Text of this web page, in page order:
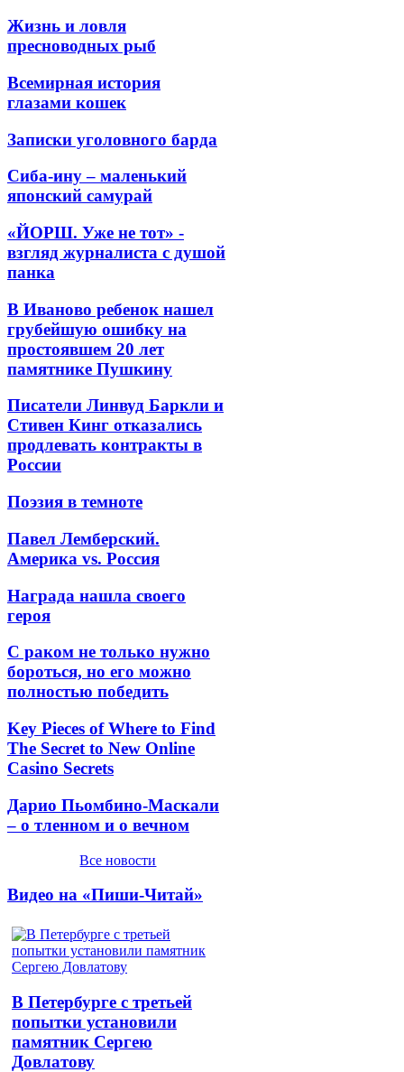
Жизнь и ловля
пресноводных рыб
Всемирная история
глазами кошек
Записки уголовного барда
Сиба-ину – маленький
японский самурай
«ЙОРШ. Уже не тот» -
взгляд журналиста с душой
панка
В Иваново ребенок нашел
грубейшую ошибку на
простоявшем 20 лет
памятнике Пушкину
Писатели Линвуд Баркли и
Стивен Кинг отказались
продлевать контракты в
России
Поэзия в темноте
Павел Лемберский.
Америка vs. Россия
Награда нашла своего
героя
С раком не только нужно
бороться, но его можно
полностью победить
Key Pieces of Where to Find
The Secret to New Online
Casino Secrets
Дарио Пьомбино-Маскали
– о тленном и о вечном
Все новости
Видео на «Пиши-Читай»
В Петербурге с третьей
попытки установили
памятник Сергею
Довлатову